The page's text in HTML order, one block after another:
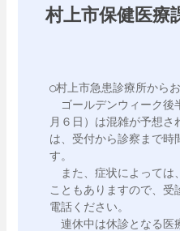
村上市保健医療
○村上市急患診療所から
ゴールデンウィーク後
月６日）は混雑が予想さ
は、受付から診察まで時
す。
また、症状によっては
こともありますので、受
電話ください。
連休中は休診となる医